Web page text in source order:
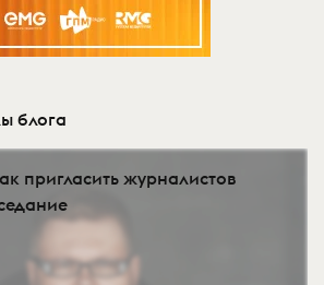
блога
пригласить журналистов